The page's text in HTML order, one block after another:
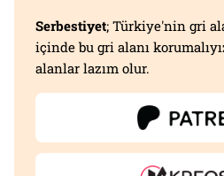
Serbestiyet; Türkiye'nin gri
içinde bu gri alanı
alanlar lazım olur.